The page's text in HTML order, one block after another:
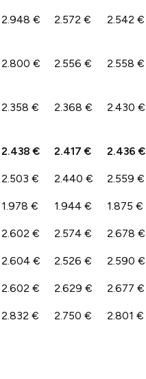
2.948 € 2.572 € 2.542 €
2.800 € 2.556 € 2.558 €
2.358 € 2.368 € 2.430 €
2.438 € 2.417 € 2.436 €
2.503 € 2.440 € 2.559 €
1.978 € 1.944 € 1.875 €
2.602 € 2.574 € 2.678 €
2.604 € 2.526 € 2.590 €
2.602 € 2.629 € 2.677 €
2.832 € 2.750 € 2.801 €